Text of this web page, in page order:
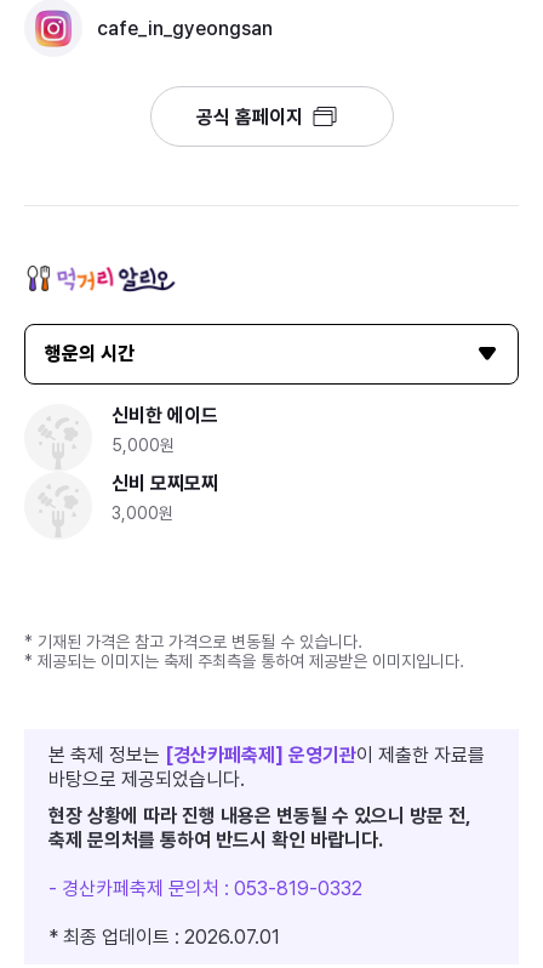
cafe_in_gyeongsan
공식 홈페이지
행운의 시간
신비한 에이드
5,000원
신비 모찌모찌
3,000원
* 기재된 가격은 참고 가격으로 변동될 수 있습니다.
* 제공되는 이미지는 축제 주최측을 통하여 제공받은 이미지입니다.
본 축제 정보는 [경산카페축제] 운영기관이 제출한 자료를
바탕으로 제공되었습니다.
현장 상황에 따라 진행 내용은 변동될 수 있으니 방문 전,
축제 문의처를 통하여 반드시 확인 바랍니다.
- 경산카페축제 문의처 : 053-819-0332
* 최종 업데이트 : 2026.07.01